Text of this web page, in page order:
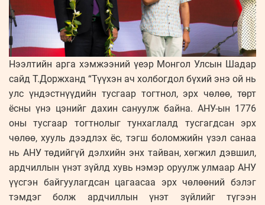
Нээлтийн арга хэмжээний үеэр Монгол Улсын Шадар
сайд Т.Доржханд “Түүхэн ач холбогдол бүхий энэ ой нь
улс үндэстнүүдийн тусгаар тогтнол, эрх чөлөө, төрт
ёсны үнэ цэнийг дахин сануулж байна. АНУ-ын 1776
оны тусгаар тогтнолыг тунхаглалд тусгагдсан эрх
чөлөө, хууль дээдлэх ёс, тэгш боломжийн үзэл санаа
нь АНУ төдийгүй дэлхийн энх тайван, хөгжил дэвшил,
ардчиллын үнэт зүйлд хувь нэмэр оруулж улмаар АНУ
үүсгэн байгуулагдсан цагаасаа эрх чөлөөний бэлэг
тэмдэг болж ардчиллын үнэт зүйлийг түгээн